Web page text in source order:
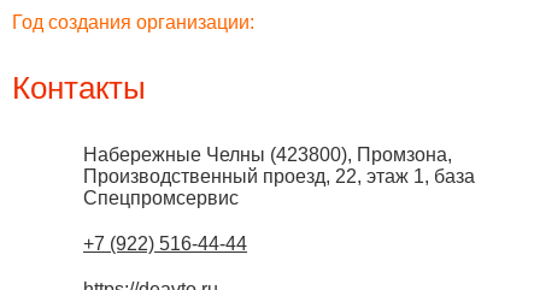
Год создания организации:
Контакты
Набережные Челны (423800), Промзона,
Производственный проезд, 22, этаж 1, база
Спецпромсервис
+7 (922) 516-44-44